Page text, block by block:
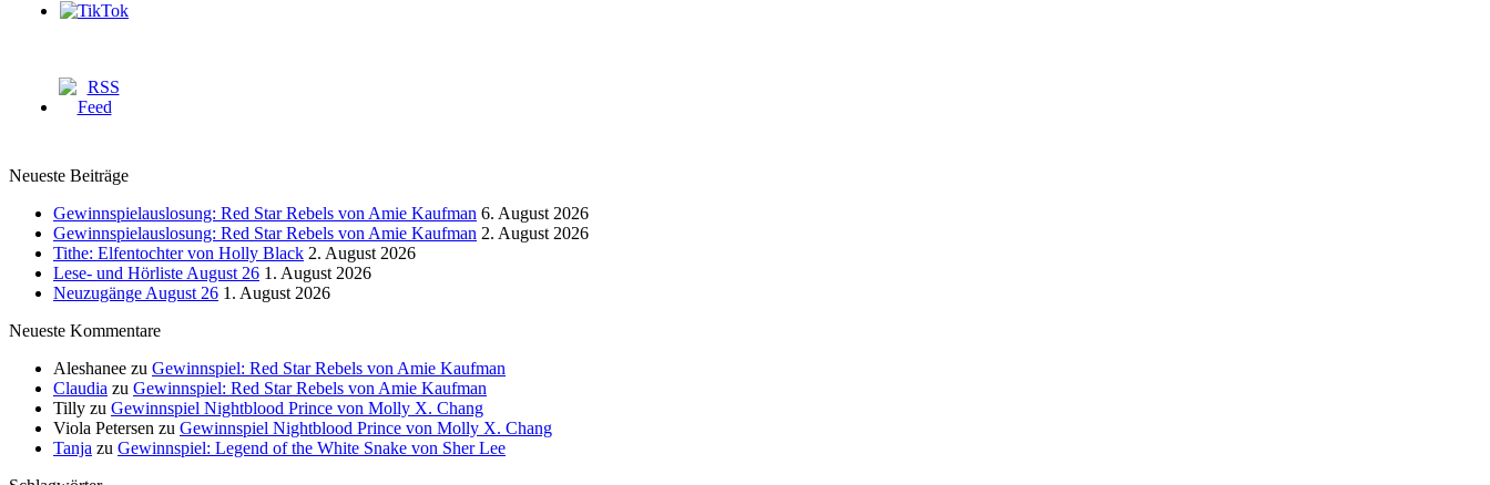
Neueste Beiträge
Gewinnspielauslosung: Red Star Rebels von Amie Kaufman 6. August 2026
Gewinnspielauslosung: Red Star Rebels von Amie Kaufman 2. August 2026
Tithe: Elfentochter von Holly Black 2. August 2026
Lese- und Hörliste August 26 1. August 2026
Neuzugänge August 26 1. August 2026
Neueste Kommentare
Aleshanee zu Gewinnspiel: Red Star Rebels von Amie Kaufman
Claudia zu Gewinnspiel: Red Star Rebels von Amie Kaufman
Tilly zu Gewinnspiel Nightblood Prince von Molly X. Chang
Viola Petersen zu Gewinnspiel Nightblood Prince von Molly X. Chang
Tanja zu Gewinnspiel: Legend of the White Snake von Sher Lee